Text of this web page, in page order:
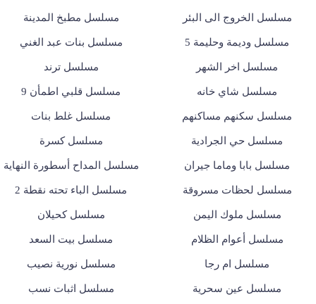
مسلسل الخروج الى البئر مسلسل مطبخ المدينة
مسلسل وديمة وحليمة 5 مسلسل بنات عبد الغني
مسلسل اخر الشهر مسلسل ترند
مسلسل شاي خانه مسلسل قلبي اطمأن 9
مسلسل سكنهم مساكنهم مسلسل غلط بنات
مسلسل حي الجرادية مسلسل كسرة
مسلسل بابا وماما جيران مسلسل المداح أسطورة النهاية
مسلسل لحظات مسروقة مسلسل الباء تحته نقطة 2
مسلسل ملوك اليمن مسلسل كحيلان
مسلسل أعوام الظلام مسلسل بيت السعد
مسلسل ام رجا مسلسل نورية نصيب
مسلسل عين سحرية مسلسل اثبات نسب